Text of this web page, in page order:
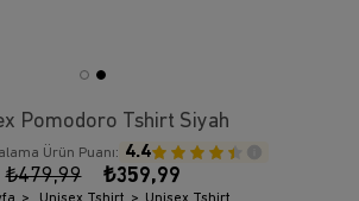
Pomodoro Tshirt Siyah
Ürün Puanı: 4.4
₺479,99 ₺359,99